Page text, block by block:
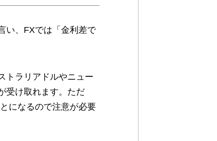
い、FXでは「金利差で
トラリアドルやニュー
受け取れます。ただ
になるので注意が必要